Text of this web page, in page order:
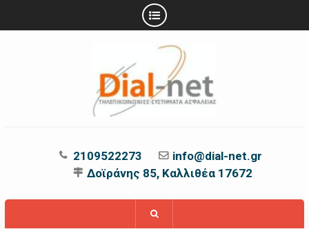
2109522273
info@dial-net.gr
Δοϊράνης 85, Καλλιθέα 17672